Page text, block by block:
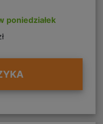
poniedziałek